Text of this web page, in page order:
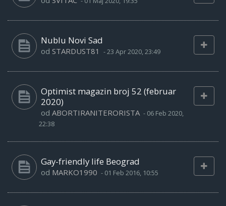
Nublu Novi Sad
od STARDUST81 -23 Apr 2020, 23:49
Optimist magazin broj 52 (februar
2020)
od ABORTIRANITERORISTA - 06 Feb 2020,
22:38
Gay-friendly life Beograd
od MARKO1990 - 01 Feb 2016, 10:55